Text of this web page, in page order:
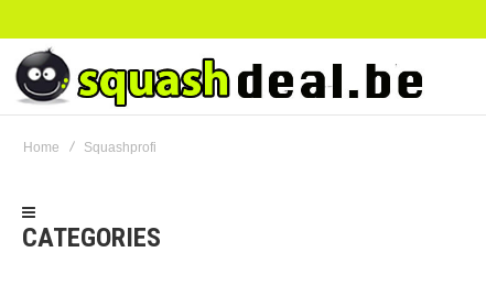
Home Squashprofi
CATEGORIES